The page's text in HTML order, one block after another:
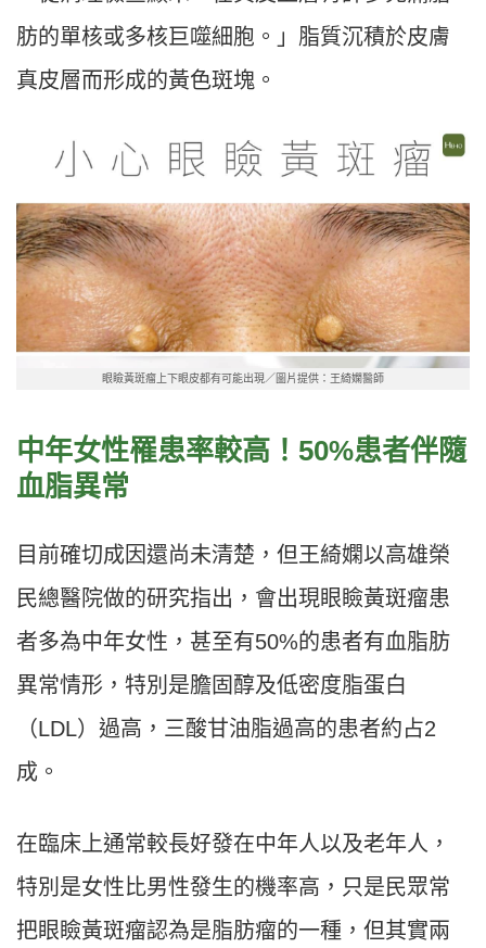
肪的單核或多核巨噬細胞。」脂質沉積於皮膚
真皮層而形成的黃色斑塊。
眼瞼黃斑瘤上下眼皮都有可能出現／圖片提供：王綺嫻醫師
中年女性罹患率較高！50%患者伴隨
血脂異常
目前確切成因還尚未清楚，但王綺嫻以高雄榮
民總醫院做的研究指出，會出現眼瞼黃斑瘤患
者多為中年女性，甚至有50%的患者有血脂肪
異常情形，特別是膽固醇及低密度脂蛋白
（LDL）過高，三酸甘油脂過高的患者約占2
成。
在臨床上通常較長好發在中年人以及老年人，
特別是女性比男性發生的機率高，只是民眾常
把眼瞼黃斑瘤認為是脂肪瘤的一種，但其實兩